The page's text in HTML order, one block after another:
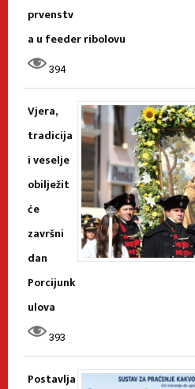
prvenstv
a u feeder ribolovu
394
Vjera,
tradicija
i veselje
obilježit
će
završni
dan
Porcijunk
ulova
393
Postavlja